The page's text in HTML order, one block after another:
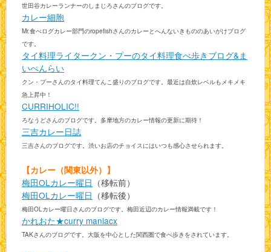
世田谷カレーランナーのしまじろさんのブログです。
カレー細胞
Mr.食べログカレー部門のropefishさんのカレーとへんないきもののあいがけブログ
です。
タイ料理ライタークン・プーのタイ料理食べ歩きブログ&ま
いぺんらい
クン・プーさんのタイ料理てんこ盛りのブログです。最近は自炊レベルもメキメキ
急上昇中！
CURRIHOLIC!!
ろなうどさんのブログです。多摩地方のカレー情報の更新に期待！
三吉カレー日誌
三吉さんのブログです。渋いお店のチョイスにはいつも感心させられます。
【カレー（関東以外）】
梅田OLカレー曜日 （移転前）
梅田OLカレー曜日 （移転後）
梅田OLカレー曜日さんのブログです。梅田近辺のカレー情報満載です！
かれおた★curry maniacx
TAKさんのブログです。大阪を中心とした関西圏で食べ歩きをされています。